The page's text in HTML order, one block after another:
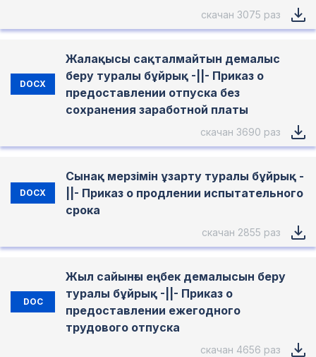
скачан 3075 раз
DOCX
Жалақысы сақталмайтын демалыс
беру туралы бұйрық -||- Приказ о
предоставлении отпуска без
сохранения заработной платы
скачан 3690 раз
DOCX
Сынақ мерзімін ұзарту туралы бұйрық -
||- Приказ о продлении испытательного
срока
скачан 2855 раз
DOC
Жыл сайынғы еңбек демалысын беру
туралы бұйрық -||- Приказ о
предоставлении ежегодного
трудового отпуска
скачан 4656 раз